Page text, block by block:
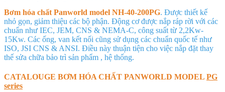
Bơm hóa chất Panworld model NH-40-200PG. Được thiết kế
nhỏ gọn, giảm thiệu các bộ phận. Động cơ được nắp ráp rời với các
chuẩn như IEC, JEM, CNS & NEMA-C, công suất từ 2,2Kw-
15Kw. Các ống, van kết nối cũng sử dụng các chuẩn quốc tế như
ISO, JSI CNS & ANSI. Điều này thuận tiện cho việc nắp đặt thay
thế sửa chữa bảo trì sản phẩm , hệ thống.
CATALOUGE BƠM HÓA CHẤT PANWORLD MODEL PG
series